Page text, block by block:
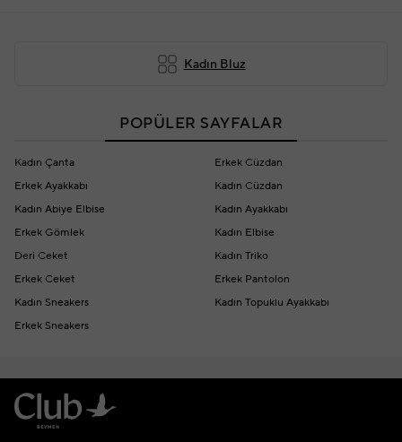
Kadın Bluz
POPÜLER SAYFALAR
Kadın Çanta
Erkek Cüzdan
Erkek Ayakkabı
Kadın Cüzdan
Kadın Abiye Elbise
Kadın Ayakkabı
Erkek Gömlek
Kadın Elbise
Deri Ceket
Kadın Triko
Erkek Ceket
Erkek Pantolon
Kadın Sneakers
Kadın Topuklu Ayakkabı
Erkek Sneakers